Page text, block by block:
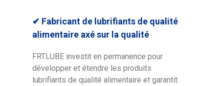
✔ Fabricant de lubrifiants de qualité
alimentaire axé sur la qualité
FRTLUBE investit en permanence pour
développer et étendre les produits
lubrifiants de qualité alimentaire et garantit